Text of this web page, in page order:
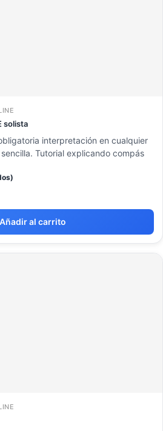
solista
interpretación en cualquier
Tutorial explicando compás
Añadir al carrito